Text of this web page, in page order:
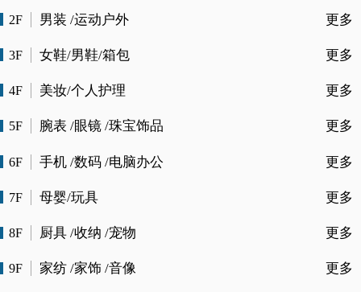
2F 男装 /运动户外 更多
3F 女鞋/男鞋/箱包 更多
4F 美妆/个人护理 更多
5F 腕表 /眼镜 /珠宝饰品 更多
6F 手机 /数码 /电脑办公 更多
7F 母婴/玩具 更多
8F 厨具 /收纳 /宠物 更多
9F 家纺 /家饰 /音像 更多